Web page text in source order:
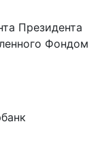
Президента
Фондом